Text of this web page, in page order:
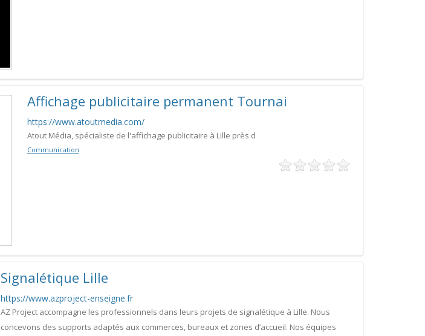
Affichage publicitaire permanent Tournai
https://www.atoutmedia.com/
Atout Média, spécialiste de l'affichage publicitaire à Lille près d
Communication
Signalétique Lille
https://www.azproject-enseigne.fr
AZ Project accompagne les professionnels dans leurs projets de signalétique à Lille. Nous
concevons des supports adaptés aux commerces, bureaux et zones d’accueil. Nos équipes